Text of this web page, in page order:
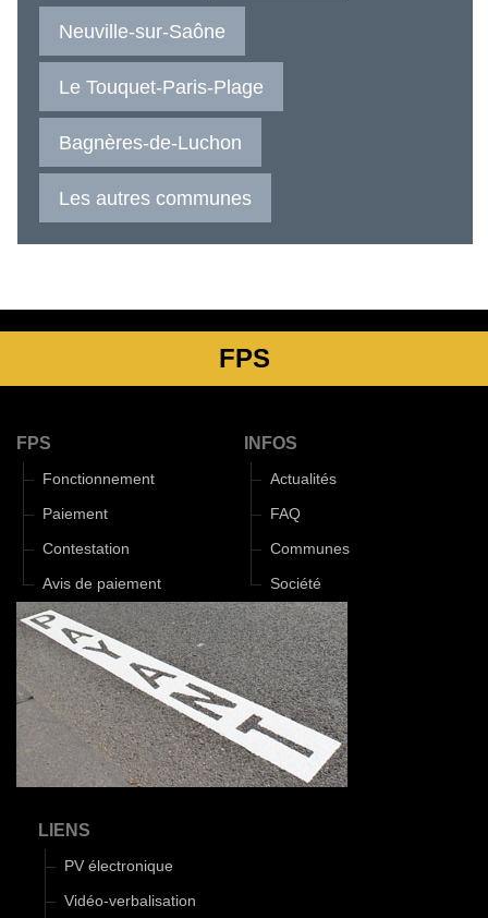
Neuville-sur-Saône
Le Touquet-Paris-Plage
Bagnères-de-Luchon
Les autres communes
FPS
FPS
Fonctionnement
Paiement
Contestation
Avis de paiement
INFOS
Actualités
FAQ
Communes
Société
LIENS
PV électronique
Vidéo-verbalisation